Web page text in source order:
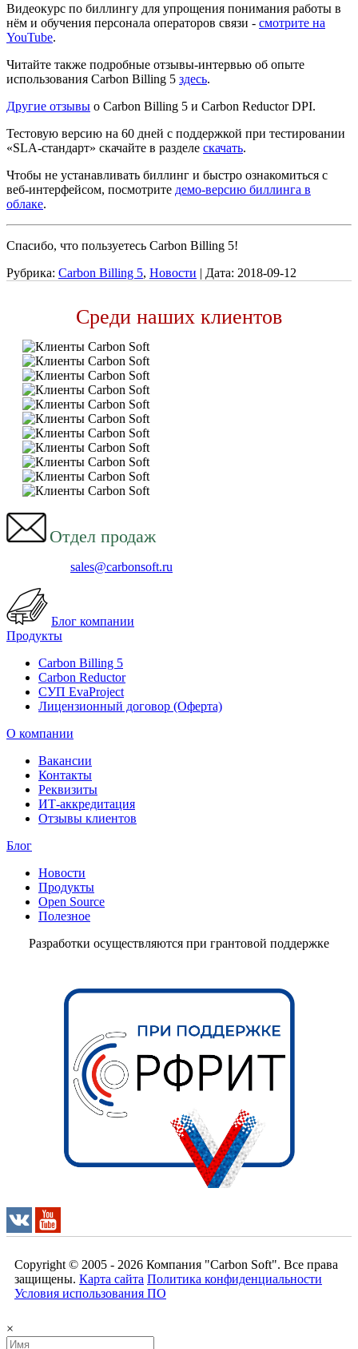
Видеокурс по биллингу для упрощения понимания работы в
нём и обучения персонала операторов связи ‑ смотрите на
YouTube.
Читайте также подробные отзывы-интервью об опыте
использования Carbon Billing 5 здесь.
Другие отзывы о Carbon Billing 5 и Сarbon Reductor DPI.
Тестовую версию на 60 дней с поддержкой при тестировании
«SLA-стандарт» скачайте в разделе скачать.
Чтобы не устанавливать биллинг и быстро ознакомиться с
веб-интерфейсом, посмотрите демо-версию биллинга в
облаке.
Спасибо, что пользуетесь Carbon Billing 5!
Рубрика: Carbon Billing 5, Новости | Дата: 2018-09-12
Среди наших клиентов
Отдел продаж
sales@carbonsoft.ru
Блог компании
Продукты
Carbon Billing 5
Carbon Reductor
СУП EvaProject
Лицензионный договор (Оферта)
О компании
Вакансии
Контакты
Реквизиты
ИТ-аккредитация
Отзывы клиентов
Блог
Новости
Продукты
Open Source
Полезное
Разработки осуществляются при грантовой поддержке
Copyright © 2005 - 2026 Компания "Carbon Soft". Все права
защищены. Карта сайта Политика конфиденциальности
Условия использования ПО
×